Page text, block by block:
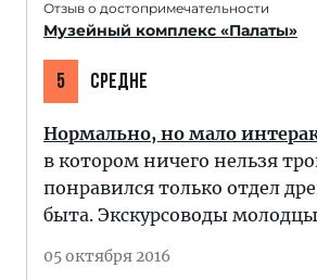
Отзыв о достопримечательности
Музейный комплекс «Палаты»
5 СРЕДНЕ
Нормально, но мало
в котором ничего нельзя
понравился только отдел
быта. Экскурсоводы
05 октября 2016